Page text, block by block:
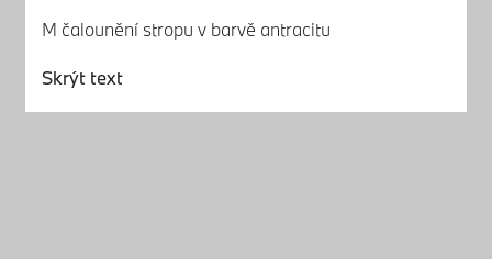
M čalounění stropu v barvě antracitu
Skrýt text